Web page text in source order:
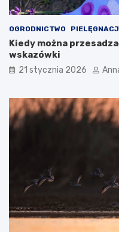
OGRODNICTWO
Kiedy można
wskazówki
21 stycznia 2026